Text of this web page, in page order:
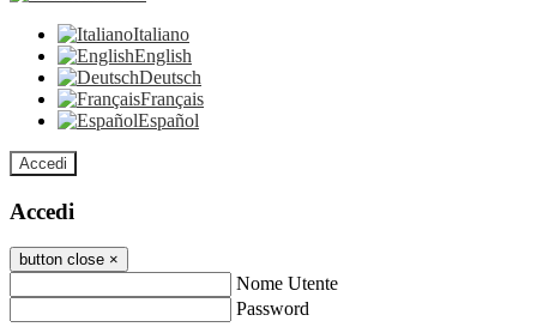
Italiano
English
Deutsch
Français
Español
Accedi
Accedi
button close ×
Nome Utente
Password